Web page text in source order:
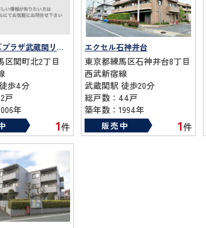
ライオンズプラザ武蔵関リュイール
区関町北2丁目
歩4分
戸
年
1件
エクセル石神井台
東京都練馬区石神井台8丁目
西武新宿線
武蔵関駅 徒歩20分
総戸数：44戸
築年数：1994年
販売中 1件